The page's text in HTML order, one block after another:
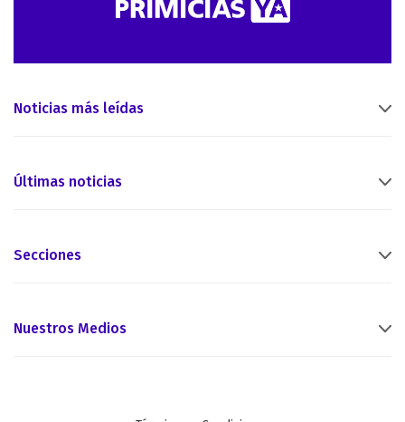
Noticias más leídas
Últimas noticias
Secciones
Nuestros Medios